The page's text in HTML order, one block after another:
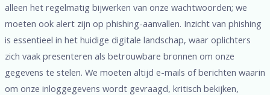
alleen het regelmatig bijwerken van onze wachtwoorden; we
moeten ook alert zijn op phishing-aanvallen. Inzicht van phishing
is essentieel in het huidige digitale landschap, waar oplichters
zich vaak presenteren als betrouwbare bronnen om onze
gegevens te stelen. We moeten altijd e-mails of berichten waarin
om onze inloggegevens wordt gevraagd, kritisch bekijken,